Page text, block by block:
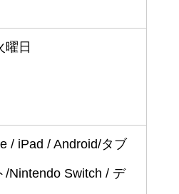
曜日
/ iPad / Android/タブ
/Nintendo Switch / デ